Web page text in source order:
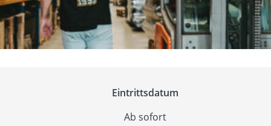
Eintrittsdatum
Ab sofort